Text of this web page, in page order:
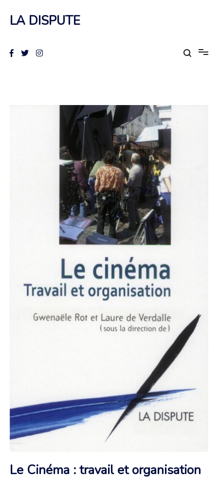
contenu
LA DISPUTE
Le Cinéma : travail et organisation